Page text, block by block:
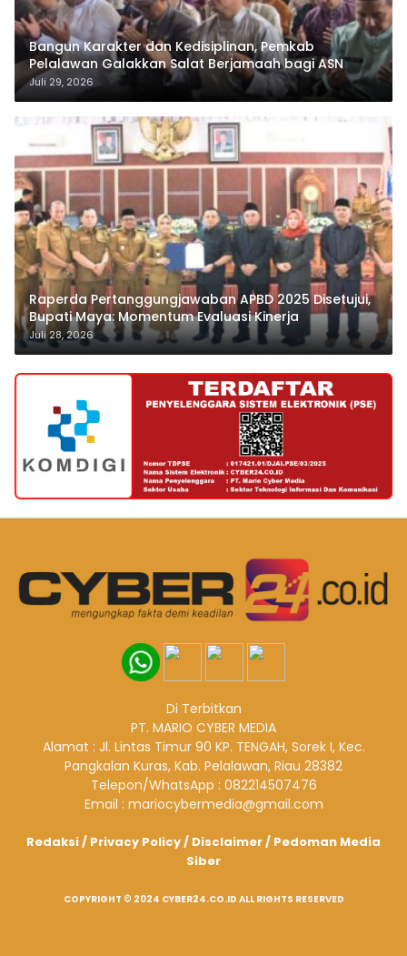
Bangun Karakter dan Kedisiplinan, Pemkab
Pelalawan Galakkan Salat Berjamaah bagi ASN
Juli 29, 2026
Raperda Pertanggungjawaban APBD 2025 Disetujui,
Bupati Maya: Momentum Evaluasi Kinerja
Juli 28, 2026
Di Terbitkan
PT. MARIO CYBER MEDIA
Alamat : Jl. Lintas Timur 90 KP. TENGAH, Sorek I, Kec.
Pangkalan Kuras, Kab. Pelalawan, Riau 28382
Telepon/WhatsApp : 082214507476
Email : mariocybermedia@gmail.com
Redaksi/ Privacy Policy/ Disclaimer/ Pedoman Media
Siber
COPYRIGHT © 2024 CYBER24.CO.ID ALL RIGHTS RESERVED